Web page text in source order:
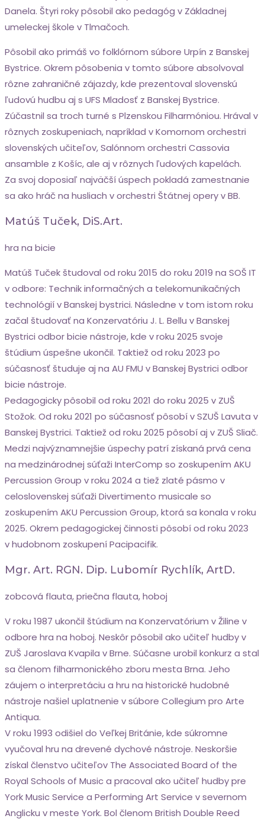
Danela. Štyri roky pôsobil ako pedagóg v Základnej
umeleckej škole v Tlmačoch.
Pôsobil ako primáš vo folklórnom súbore Urpín z Banskej
Bystrice. Okrem pôsobenia v tomto súbore absolvoval
rôzne zahraničné zájazdy, kde prezentoval slovenskú
ľudovú hudbu aj s UFS Mladosť z Banskej Bystrice.
Zúčastnil sa troch turné s Plzenskou Filharmóniou. Hrával v
rôznych zoskupeniach, napríklad v Komornom orchestri
slovenských učiteľov, Salónnom orchestri Cassovia
ansamble z Košíc, ale aj v rôznych ľudových kapelách.
Za svoj doposiaľ najväčší úspech pokladá zamestnanie
sa ako hráč na husliach v orchestri Štátnej opery v BB.
Matúš Tuček, DiS.art.
hra na bicie
Matúš Tuček študoval od roku 2015 do roku 2019 na SOŠ IT
v odbore: Technik informačných a telekomunikačných
technológií v Banskej bystrici. Následne v tom istom roku
začal študovať na Konzervatóriu J. L. Bellu v Banskej
Bystrici odbor bicie nástroje, kde v roku 2025 svoje
štúdium úspešne ukončil. Taktiež od roku 2023 po
súčasnosť študuje aj na AU FMU v Banskej Bystrici odbor
bicie nástroje.
Pedagogicky pôsobil od roku 2021 do roku 2025 v ZUŠ
Stožok. Od roku 2021 po súčasnosť pôsobí v SZUŠ Lavuta v
Banskej Bystrici. Taktiež od roku 2025 pôsobí aj v ZUŠ Sliač.
Medzi najvýznamnejšie úspechy patrí získaná prvá cena
na medzinárodnej súťaži InterComp so zoskupením AKU
Percussion Group v roku 2024 a tiež zlaté pásmo v
celoslovenskej súťaži Divertimento musicale so
zoskupením AKU Percussion Group, ktorá sa konala v roku
2025. Okrem pedagogickej činnosti pôsobí od roku 2023
v hudobnom zoskupení Pacipacifik.
Mgr. Art. RGN. Dip. Lubomír Rychlík, ArtD.
zobcová flauta, priečna flauta, hoboj
V roku 1987 ukončil štúdium na Konzervatórium v Žiline v
odbore hra na hoboj. Neskôr pôsobil ako učiteľ hudby v
ZUŠ Jaroslava Kvapila v Brne. Súčasne urobil konkurz a stal
sa členom filharmonického zboru mesta Brna. Jeho
záujem o interpretáciu a hru na historické hudobné
nástroje našiel uplatnenie v súbore Collegium pro Arte
Antiqua.
V roku 1993 odišiel do Veľkej Británie, kde súkromne
vyučoval hru na drevené dychové nástroje. Neskoršie
získal členstvo učiteľov The Associated Board of the
Royal Schools of Music a pracoval ako učiteľ hudby pre
York Music Service a Performing Art Service v severnom
Anglicku v meste York. Bol členom British Double Reed